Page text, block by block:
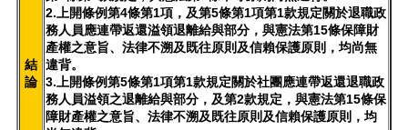
結
論
2.上開條例第4條第1項，及第5條第1項第1款規定關於退職政
務人員應連帶返還溢領退離給與部分，與憲法第15條保障財
產權之意旨、法律不溯及既往原則及信賴保護原則，均尚無
違背。
3.上開條例第5條第1項第1款規定關於社團應連帶返還退職政
務人員溢領之退離給與部分，及第2款規定，與憲法第15條保
障財產權之意旨、法律不溯及既往原則及信賴保護原則，均